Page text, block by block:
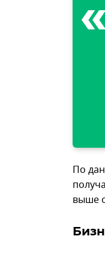
По
выше